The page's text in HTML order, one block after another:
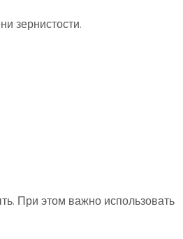
зернистости.
При этом важно использовать